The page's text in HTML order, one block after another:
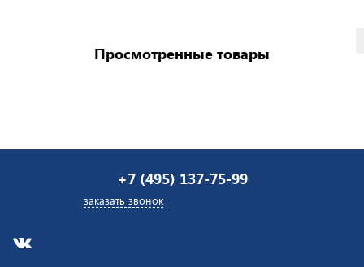
Просмотренные товары
+7 (495) 137-75-99
заказать звонок